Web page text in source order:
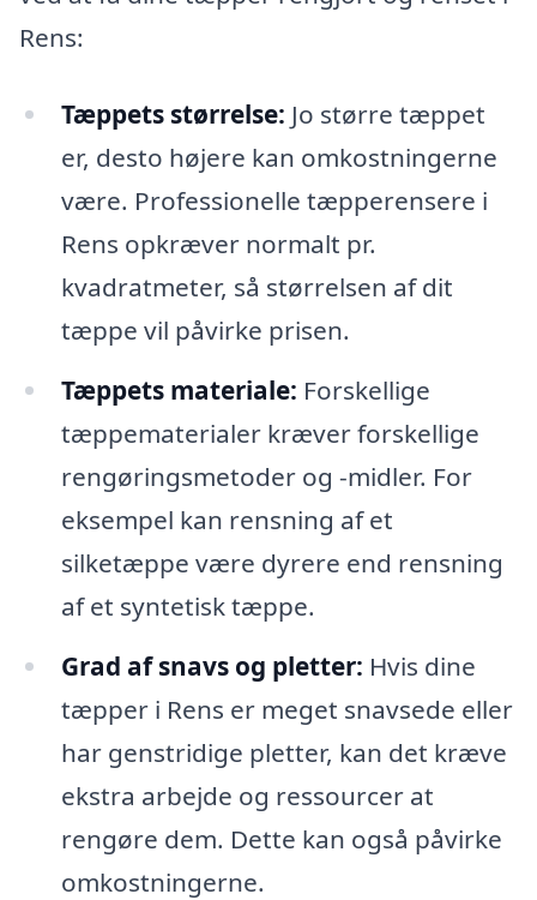
Rens:
Tæppets størrelse: Jo større tæppet
er, desto højere kan omkostningerne
være. Professionelle tæpperensere i
Rens opkræver normalt pr.
kvadratmeter, så størrelsen af dit
tæppe vil påvirke prisen.
Tæppets materiale: Forskellige
tæppematerialer kræver forskellige
rengøringsmetoder og -midler. For
eksempel kan rensning af et
silketæppe være dyrere end rensning
af et syntetisk tæppe.
Grad af snavs og pletter: Hvis dine
tæpper i Rens er meget snavsede eller
har genstridige pletter, kan det kræve
ekstra arbejde og ressourcer at
rengøre dem. Dette kan også påvirke
omkostningerne.